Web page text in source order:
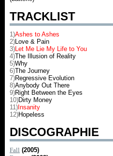
TRACKLIST
1)Ashes to Ashes
2)Love & Pain
3)Let Me Lie My Life to You
4)The Illusion of Reality
5)Why
6)The Journey
7)Regressive Evolution
8)Anybody Out There
9)Right Between the Eyes
10)Dirty Money
11) Insanity
12)Hopeless
DISCOGRAPHIE
Fall (2005)